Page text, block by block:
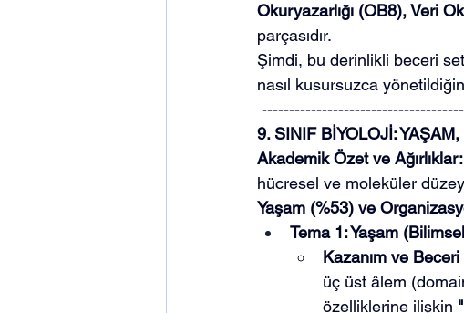
Okuryazarlığı (OB8), Veri
parçasıdır.
Şimdi, bu derinlikli beceri
nasıl kusursuzca
9. SINIF BİYOLOJİ:
Akademik Özet ve Ağırlıklar:
hücresel ve moleküler
Yaşam (%53) ve
Tema 1: Yaşam
Kazanım ve Beceri
üç üst âlem
özelliklerine ilişkin